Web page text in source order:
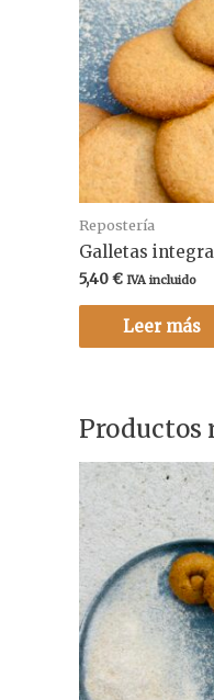
Repostería
Galletas
5,40€ IVA incluido
Leer más
Productos